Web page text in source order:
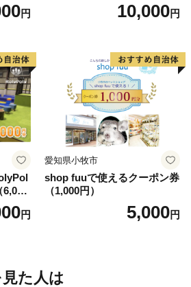
円 10,000円
円
愛知県小牧市
shop fuuで使えるクーポン券
（1,000円）
5,000円
た人は